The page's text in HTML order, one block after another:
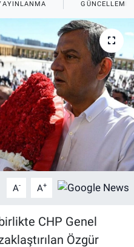
GÜNCELLEME
A- A+
CHP Genel
Özgür